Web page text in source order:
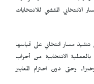
المفضي للانتخابات
مسار انتخابي على قياسها
بالعملية الانتخابية من أحزاب
وحتى دون احترام المعايير